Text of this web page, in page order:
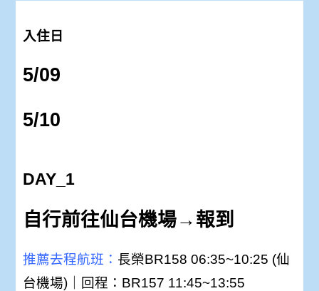
入住日
5/09
5/10
DAY_1
自行前往仙台機場→報到
推薦去程航班： 長榮BR158 06:35~10:25 (仙
台機場)｜回程：BR157 11:45~13:55